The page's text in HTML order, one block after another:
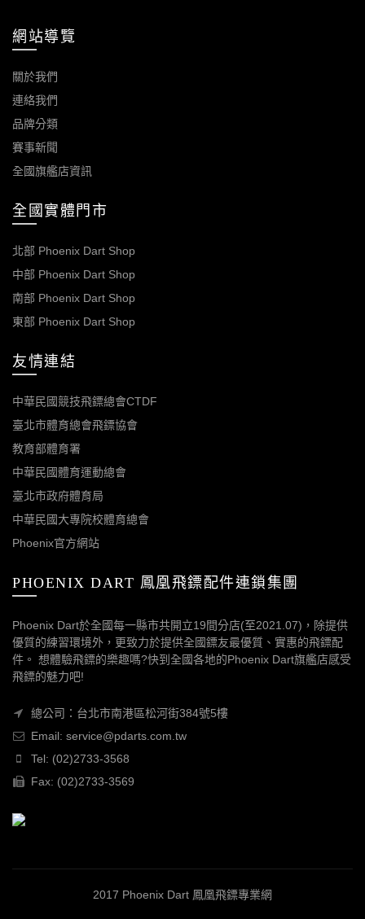
網站導覽
關於我們
連絡我們
品牌分類
賽事新聞
全國旗艦店資訊
全國實體門市
北部 Phoenix Dart Shop
中部 Phoenix Dart Shop
南部 Phoenix Dart Shop
東部 Phoenix Dart Shop
友情連結
中華民國競技飛鏢總會CTDF
臺北市體育總會飛鏢協會
教育部體育署
中華民國體育運動總會
臺北市政府體育局
中華民國大專院校體育總會
Phoenix官方網站
PHOENIX DART 鳳凰飛鏢配件連鎖集團
Phoenix Dart於全國每一縣市共開立19間分店(至2021.07)，除提供
優質的練習環境外，更致力於提供全國鏢友最優質、實惠的飛鏢配
件。 想體驗飛鏢的樂趣嗎?快到全國各地的Phoenix Dart旗艦店感受
飛鏢的魅力吧!
總公司：台北市南港區松河街384號5樓
Email: service@pdarts.com.tw
Tel: (02)2733-3568
Fax: (02)2733-3569
2017 Phoenix Dart 鳳凰飛鏢專業網